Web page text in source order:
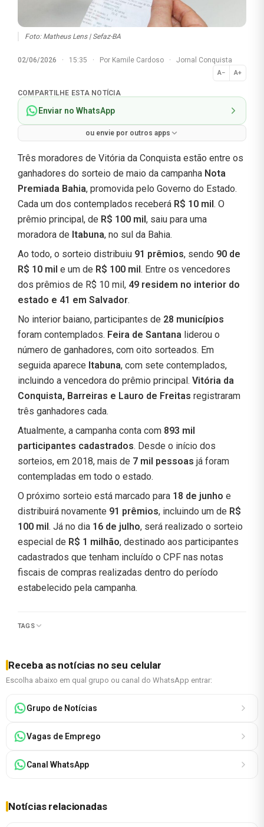
Foto: Matheus Lens | Sefaz-BA
02/06/2026 · 15:35 · Por Kamile Cardoso · Jornal Conquista
A− A+
Normal
COMPARTILHE ESTA NOTÍCIA
Enviar no WhatsApp
ou envie por outros apps
Três moradores de Vitória da Conquista estão entre os
ganhadores do sorteio de maio da campanha Nota
Premiada Bahia, promovida pelo Governo do Estado.
Cada um dos contemplados receberá R$ 10 mil. O
prêmio principal, de R$ 100 mil, saiu para uma
moradora de Itabuna, no sul da Bahia.
Ao todo, o sorteio distribuiu 91 prêmios, sendo 90 de
R$ 10 mil e um de R$ 100 mil. Entre os vencedores
dos prêmios de R$ 10 mil, 49 residem no interior do
estado e 41 em Salvador.
No interior baiano, participantes de 28 municípios
foram contemplados. Feira de Santana liderou o
número de ganhadores, com oito sorteados. Em
seguida aparece Itabuna, com sete contemplados,
incluindo a vencedora do prêmio principal. Vitória da
Conquista, Barreiras e Lauro de Freitas registraram
três ganhadores cada.
Atualmente, a campanha conta com 893 mil
participantes cadastrados. Desde o início dos
sorteios, em 2018, mais de 7 mil pessoas já foram
contempladas em todo o estado.
O próximo sorteio está marcado para 18 de junho e
distribuirá novamente 91 prêmios, incluindo um de R$
100 mil. Já no dia 16 de julho, será realizado o sorteio
especial de R$ 1 milhão, destinado aos participantes
cadastrados que tenham incluído o CPF nas notas
fiscais de compras realizadas dentro do período
estabelecido pela campanha.
TAGS
Receba as notícias no seu celular
Escolha abaixo em qual grupo ou canal do WhatsApp entrar:
Grupo de Notícias
Vagas de Emprego
Canal WhatsApp
Notícias relacionadas